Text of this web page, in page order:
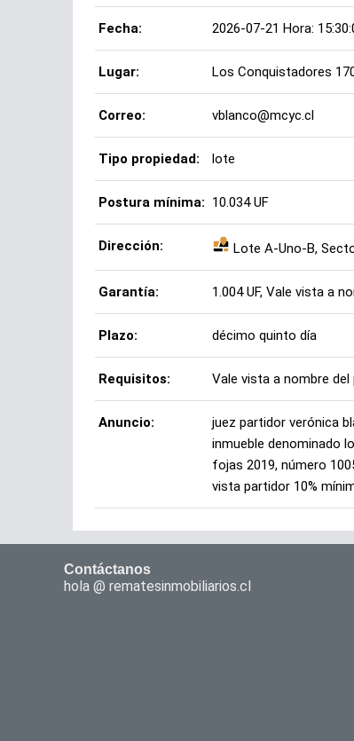
Fecha: 2026-07-21 Hora:
Lugar: Los Conquistadores
Correo: vblanco@mcyc.cl
Tipo propiedad: lote
Postura mínima: 10.034 UF
Dirección: Lote A-Uno-B,
Garantía: 1.004 UF, Vale vista a
Plazo: décimo quinto día
Requisitos: Vale vista a nombre
Anuncio:
juez partidor verónica
inmueble denominado
fojas 2019, número
vista partidor 10%
Contáctanos
hola @ rematesinmobiliarios.cl